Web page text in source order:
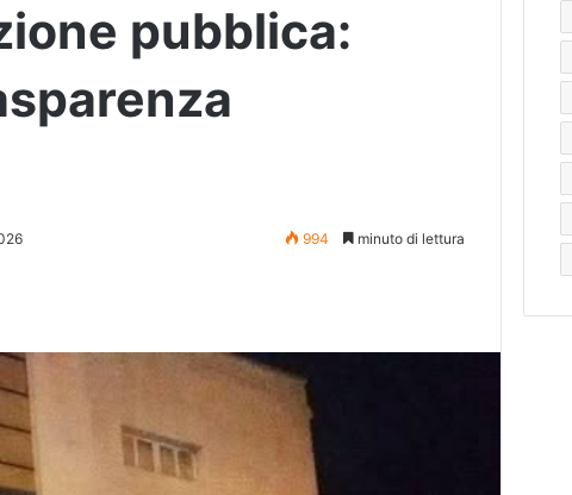
pubblica:
994 minuto di lettura